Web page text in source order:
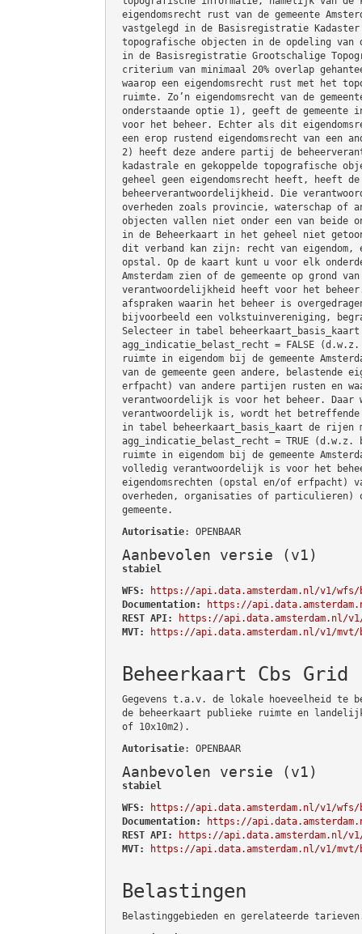
eigendomsrecht rust van de gemeente
vastgelegd in de Basisregistratie Kadaster
topografische objecten in de opdeling van
in de Basisregistratie Grootschalige
criterium van minimaal 20% overlap
waarop een eigendomsrecht rust met het
ruimte. Zo’n eigendomsrecht van de
onderstaande optie 1), geeft de
voor het beheer. Echter als dit
een erop rustend eigendomsrecht van een
2) heeft deze andere partij de
kadastrale en gekoppelde topografische
geheel geen eigendomsrecht heeft, heeft de
beheerverantwoordelijkheid. Die
overheden zoals provincie, waterschap of
objecten vallen niet onder een van beide
in de Beheerkaart in het geheel niet
dit verband kan zijn: recht van
opstal. Op de kaart kunt u voor elk
Amsterdam zien of de gemeente op grond
verantwoordelijkheid heeft voor het
afspraken waarin het beheer is
bijvoorbeeld een volkstuinvereniging,
Selecteer in tabel
agg_indicatie_belast_recht = FALSE
ruimte in eigendom bij de gemeente
van de gemeente geen andere, belastende
erfpacht) van andere partijen rusten en
verantwoordelijk is voor het beheer. Daar
verantwoordelijk is, wordt het
in tabel beheerkaart_basis_kaart de rijen
agg_indicatie_belast_recht = TRUE
ruimte in eigendom bij de gemeente
volledig verantwoordelijk is voor het
eigendomsrechten (opstal en/of erfpacht)
overheden, organisaties of particulieren)
gemeente.
Autorisatie: OPENBAAR
Aanbevolen versie (v1)
stabiel
WFS:
https://api.data.amsterdam.nl/v1/wfs/
Documentation:
https://
REST API:
https://api.data.amsterdam.nl/
MVT:
https://api.data.amsterdam.nl/v1/mvt/
Beheerkaart Cbs Grid
Gegevens t.a.v. de lokale hoeveelheid te
de beheerkaart publieke ruimte en landelijk
of 10x10m2).
Autorisatie: OPENBAAR
Aanbevolen versie (v1)
stabiel
WFS:
https://api.data.amsterdam.nl/v1/wfs/
Documentation:
https://
REST API:
https://api.data.amsterdam.nl/
MVT:
https://api.data.amsterdam.nl/v1/mvt/
Belastingen
Belastinggebieden en gerelateerde